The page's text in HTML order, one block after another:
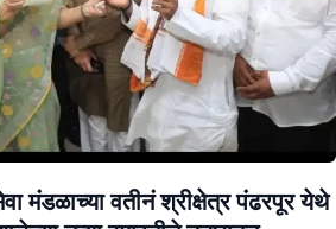
मंडळाच्या वतीनं श्रीक्षेत्र पंढरपूर येथे